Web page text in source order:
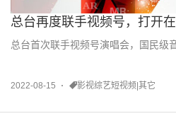
总台再度联手视频号，打开
总台首次联手视频号演唱会，国民级
2022-08-15 影视综艺短视频|其它